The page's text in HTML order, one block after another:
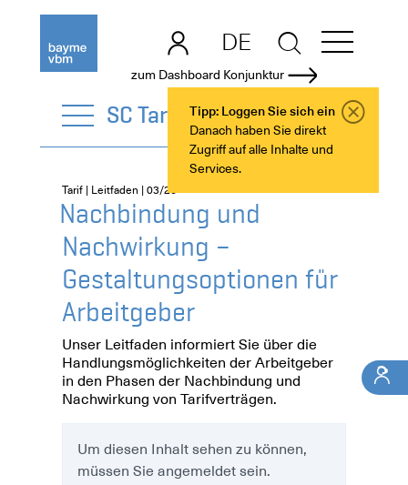
zum Dashboard Konjunktur
Tipp: Loggen Sie sich ein
Danach haben Sie direkt
Zugriff auf alle Inhalte und
Services.
DE
EN
SC Tarif
Tarif | Leitfaden | 03/26
Nachbindung und
Nachwirkung –
Gestaltungsoptionen für
Arbeitgeber
Unser Leitfaden informiert Sie über die
Handlungsmöglichkeiten der Arbeitgeber
in den Phasen der Nachbindung und
Nachwirkung von Tarifverträgen.
Um diesen Inhalt sehen zu können,
müssen Sie angemeldet sein.